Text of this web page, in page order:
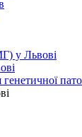
у Львові